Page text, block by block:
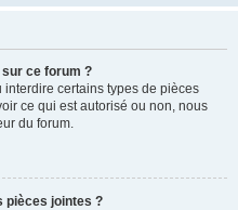
ce forum ?
certains types de pièces
ce qui est autorisé ou non, nous
du forum.
pièces jointes ?